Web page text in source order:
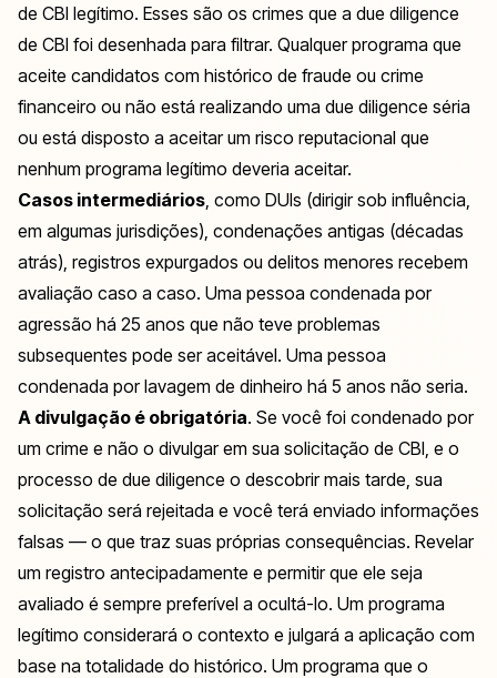
de CBI legítimo. Esses são os crimes que a due diligence
de CBI foi desenhada para filtrar. Qualquer programa que
aceite candidatos com histórico de fraude ou crime
financeiro ou não está realizando uma due diligence séria
ou está disposto a aceitar um risco reputacional que
nenhum programa legítimo deveria aceitar.
Casos intermediários, como DUIs (dirigir sob influência,
em algumas jurisdições), condenações antigas (décadas
atrás), registros expurgados ou delitos menores recebem
avaliação caso a caso. Uma pessoa condenada por
agressão há 25 anos que não teve problemas
subsequentes pode ser aceitável. Uma pessoa
condenada por lavagem de dinheiro há 5 anos não seria.
A divulgação é obrigatória. Se você foi condenado por
um crime e não o divulgar em sua solicitação de CBI, e o
processo de due diligence o descobrir mais tarde, sua
solicitação será rejeitada e você terá enviado informações
falsas — o que traz suas próprias consequências. Revelar
um registro antecipadamente e permitir que ele seja
avaliado é sempre preferível a ocultá-lo. Um programa
legítimo considerará o contexto e julgará a aplicação com
base na totalidade do histórico. Um programa que o